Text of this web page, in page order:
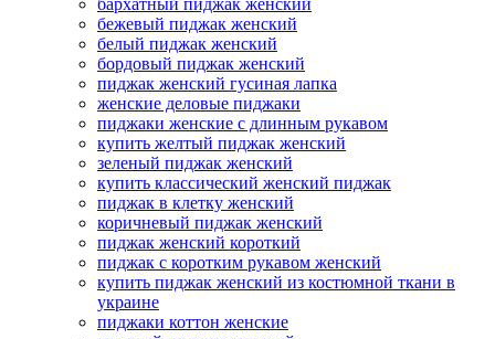
бархатный пиджак женский
бежевый пиджак женский
белый пиджак женский
бордовый пиджак женский
пиджак женский гусиная лапка
женские деловые пиджаки
пиджаки женские с длинным рукавом
купить желтый пиджак женский
зеленый пиджак женский
купить классический женский пиджак
пиджак в клетку женский
коричневый пиджак женский
пиджак женский короткий
пиджак с коротким рукавом женский
купить пиджак женский из костюмной ткани в
украине
пиджаки коттон женские